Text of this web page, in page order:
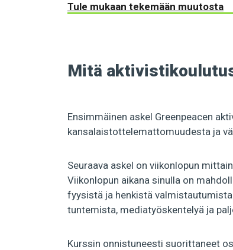
Tule mukaan tekemään muutosta
Mitä
Ensimmäinen askel Greenpeacen
kansalaistottelemattomuudesta ja
Seuraava askel on viikonlopun
Viikonlopun aikana sinulla on
fyysistä ja henkistä
tuntemista, mediatyöskentelyä ja
Kurssin onnistuneesti suorittaneet